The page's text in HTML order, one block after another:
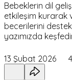
Bebeklerin dil
etkileşim kurarak
becerilerini
yazımızda
13 Şubat 2026 4